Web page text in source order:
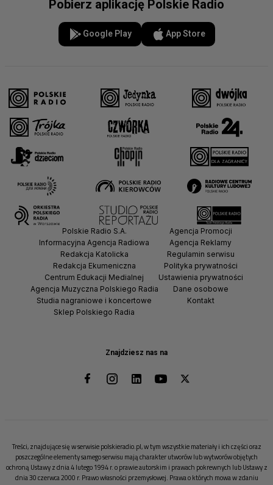
Pobierz aplikację Polskie Radio
Google Play App Store
Znajdziesz nas na
Polskie Radio S.A.
Informacyjna Agencja Radiowa
Redakcja Katolicka
Redakcja Ekumeniczna
Centrum Edukacji Medialnej
Agencja Muzyczna Polskiego Radia
Studia nagraniowe i koncertowe
Sklep Polskiego Radia
Agencja Promocji
Agencja Reklamy
Regulamin serwisu
Polityka prywatności
Ustawienia prywatności
Dane osobowe
Kontakt
Treści, znajdujące się w serwisie polskieradio.pl, w tym wszystkie materiały i ich części oraz
poszczególne elementy samego serwisu mają charakter utworów lub wytworów objętych
ochroną Ustawy z dnia 4 lutego 1994 r. o prawie autorskim i prawach pokrewnych lub Ustawy z
dnia 30 czerwca 2000 r. Prawo własności przemysłowej. Prawa o których mowa w zdaniu